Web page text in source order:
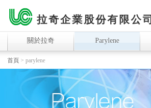
拉奇企業股份有限公司
關於拉奇 Parylene
首頁 > parylene